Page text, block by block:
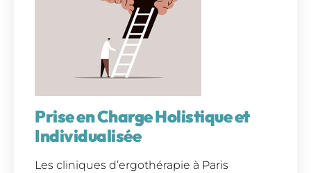
Prise en Charge Holistique et
Individualisée
Les cliniques d’ergothérapie à Paris